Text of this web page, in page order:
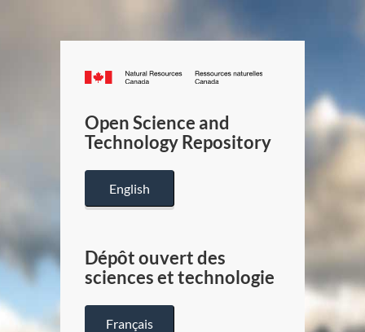
Canada.ca
/
Canada
Open Science and
Technology Repository
English
Dépôt ouvert des
sciences et technologie
Français